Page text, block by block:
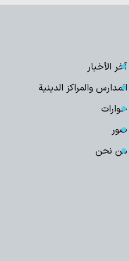
آخر الأخبار
المدارس والمراكز الدينية
حوارات
صور
من نحن